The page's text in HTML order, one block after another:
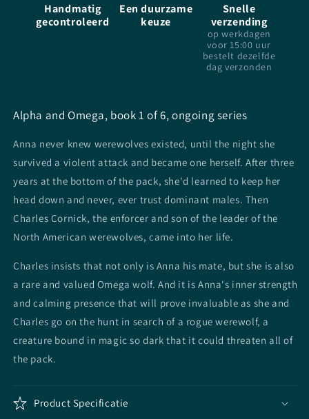
Handmatig
gecontroleerd
Een duurzame
keuze
Snelle
verzending
op werkdagen
voor 15:00 uur
bestelt dezelfde
dag verzonden
Alpha and Omega, book 1 of 6, ongoing series
Anna never knew werewolves existed, until the night she
survived a violent attack and became one herself. After three
years at the bottom of the pack, she'd learned to keep her
head down and never, ever trust dominant males. Then
Charles Cornick, the enforcer and son of the leader of the
North American werewolves, came into her life.
Charles insists that not only is Anna his mate, but she is also
a rare and valued Omega wolf. And it is Anna's inner strength
and calming presence that will prove invaluable as she and
Charles go on the hunt in search of a rogue werewolf, a
creature bound in magic so dark that it could threaten all of
the pack.
Product Specificatie